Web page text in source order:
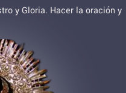
y Gloria. Hacer la oración y